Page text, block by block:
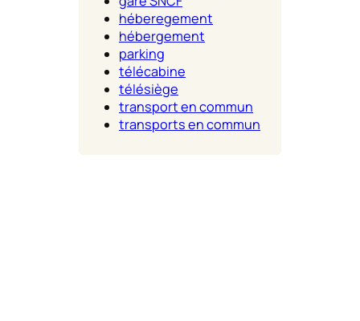
héberegement
hébergement
parking
télécabine
télésiège
transport en commun
transports en commun